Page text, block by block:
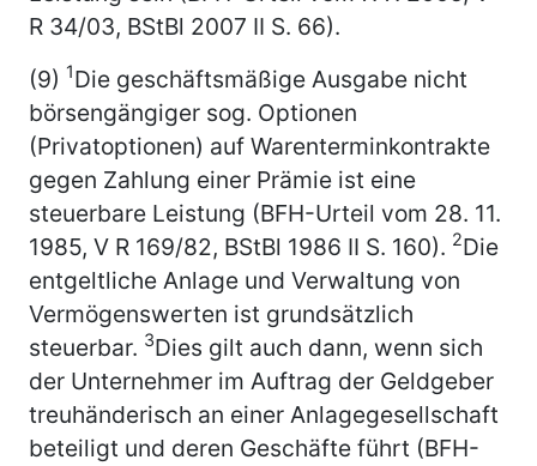
R 34/03, BStBl 2007 II S. 66).
(9) 1Die geschäftsmäßige Ausgabe nicht
börsengängiger sog. Optionen
(Privatoptionen) auf Warenterminkontrakte
gegen Zahlung einer Prämie ist eine
steuerbare Leistung (BFH-Urteil vom 28. 11.
1985, V R 169/82, BStBl 1986 II S. 160). 2Die
entgeltliche Anlage und Verwaltung von
Vermögenswerten ist grundsätzlich
steuerbar. 3Dies gilt auch dann, wenn sich
der Unternehmer im Auftrag der Geldgeber
treuhänderisch an einer Anlagegesellschaft
beteiligt und deren Geschäfte führt (BFH-